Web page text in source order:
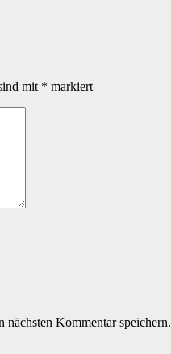
mit * markiert
Kommentar speichern.